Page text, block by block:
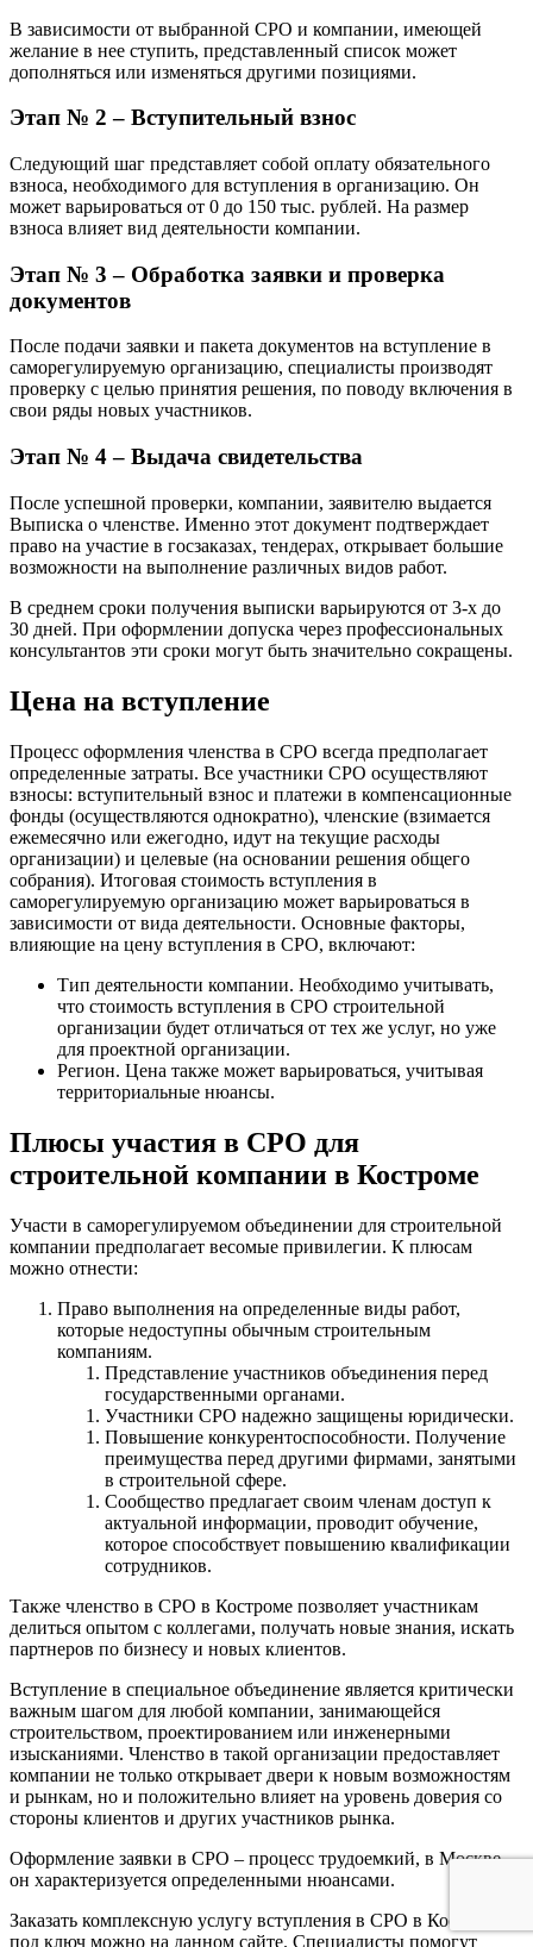
В зависимости от выбранной СРО и компании, имеющей
желание в нее ступить, представленный список может
дополняться или изменяться другими позициями.
Этап № 2 – Вступительный взнос
Следующий шаг представляет собой оплату обязательного
взноса, необходимого для вступления в организацию. Он
может варьироваться от 0 до 150 тыс. рублей. На размер
взноса влияет вид деятельности компании.
Этап № 3 – Обработка заявки и проверка
документов
После подачи заявки и пакета документов на вступление в
саморегулируемую организацию, специалисты производят
проверку с целью принятия решения, по поводу включения в
свои ряды новых участников.
Этап № 4 – Выдача свидетельства
После успешной проверки, компании, заявителю выдается
Выписка о членстве. Именно этот документ подтверждает
право на участие в госзаказах, тендерах, открывает большие
возможности на выполнение различных видов работ.
В среднем сроки получения выписки варьируются от 3-х до
30 дней. При оформлении допуска через профессиональных
консультантов эти сроки могут быть значительно сокращены.
Цена на вступление
Процесс оформления членства в СРО всегда предполагает
определенные затраты. Все участники СРО осуществляют
взносы: вступительный взнос и платежи в компенсационные
фонды (осуществляются однократно), членские (взимается
ежемесячно или ежегодно, идут на текущие расходы
организации) и целевые (на основании решения общего
собрания). Итоговая стоимость вступления в
саморегулируемую организацию может варьироваться в
зависимости от вида деятельности. Основные факторы,
влияющие на цену вступления в СРО, включают:
Тип деятельности компании. Необходимо учитывать,
что стоимость вступления в СРО строительной
организации будет отличаться от тех же услуг, но уже
для проектной организации.
Регион. Цена также может варьироваться, учитывая
территориальные нюансы.
Плюсы участия в СРО для
строительной компании в Костроме
Участи в саморегулируемом объединении для строительной
компании предполагает весомые привилегии. К плюсам
можно отнести:
Право выполнения на определенные виды работ,
которые недоступны обычным строительным
компаниям.
Представление участников объединения перед
государственными органами.
Участники СРО надежно защищены юридически.
Повышение конкурентоспособности. Получение
преимущества перед другими фирмами, занятыми
в строительной сфере.
Сообщество предлагает своим членам доступ к
актуальной информации, проводит обучение,
которое способствует повышению квалификации
сотрудников.
Также членство в СРО в Костроме позволяет участникам
делиться опытом с коллегами, получать новые знания, искать
партнеров по бизнесу и новых клиентов.
Вступление в специальное объединение является критически
важным шагом для любой компании, занимающейся
строительством, проектированием или инженерными
изысканиями. Членство в такой организации предоставляет
компании не только открывает двери к новым возможностям
и рынкам, но и положительно влияет на уровень доверия со
стороны клиентов и других участников рынка.
Оформление заявки в СРО – процесс трудоемкий, в Москве
он характеризуется определенными нюансами.
Заказать комплексную услугу вступления в СРО в Костроме
под ключ можно на данном сайте. Специалисты помогут